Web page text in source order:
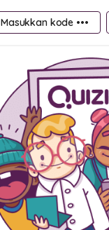
Masukkan kode •••